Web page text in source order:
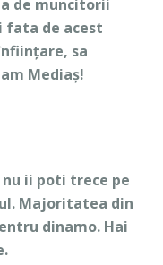
de muncitorii
fata de acest
sa
Mediaș!
ii poti trece pe
Majoritatea din
dinamo. Hai